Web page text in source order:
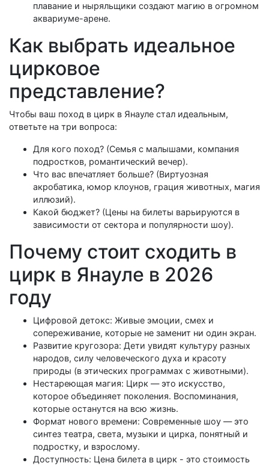
плавание и ныряльщики создают магию в огромном
аквариуме-арене.
Как выбрать идеальное
цирковое
представление?
Чтобы ваш поход в цирк в Янауле стал идеальным,
ответьте на три вопроса:
Для кого поход? (Семья с малышами, компания
подростков, романтический вечер).
Что вас впечатляет больше? (Виртуозная
акробатика, юмор клоунов, грация животных, магия
иллюзий).
Какой бюджет? (Цены на билеты варьируются в
зависимости от сектора и популярности шоу).
Почему стоит сходить в
цирк в Янауле в 2026
году
Цифровой детокс: Живые эмоции, смех и
сопереживание, которые не заменит ни один экран.
Развитие кругозора: Дети увидят культуру разных
народов, силу человеческого духа и красоту
природы (в этических программах с животными).
Нестареющая магия: Цирк — это искусство,
которое объединяет поколения. Воспоминания,
которые останутся на всю жизнь.
Формат нового времени: Современные шоу — это
синтез театра, света, музыки и цирка, понятный и
подростку, и взрослому.
Доступность: Цена билета в цирк - это стоимость